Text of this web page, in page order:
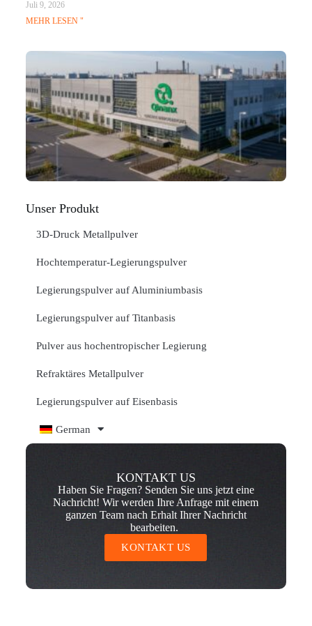
Juli 9, 2026
MEHR LESEN "
Unser Produkt
3D-Druck Metallpulver
Hochtemperatur-Legierungspulver
Legierungspulver auf Aluminiumbasis
Legierungspulver auf Titanbasis
Pulver aus hochentropischer Legierung
Refraktäres Metallpulver
Legierungspulver auf Eisenbasis
German
KONTAKT US
Haben Sie Fragen? Senden Sie uns jetzt eine
Nachricht! Wir werden Ihre Anfrage mit einem
ganzen Team nach Erhalt Ihrer Nachricht
bearbeiten.
KONTAKT US